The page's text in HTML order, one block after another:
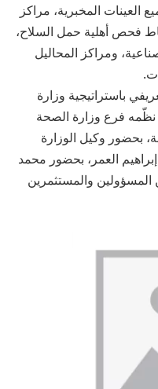
العينات المخبرية، مراكز
فحص أهلية حمل السلاح،
ومراكز المحاليل
باستراتيجية وزارة
نظّمه فرع وزارة الصحة
بحضور وكيل الوزارة
العمر، بحضور محمد
والمستثمرين